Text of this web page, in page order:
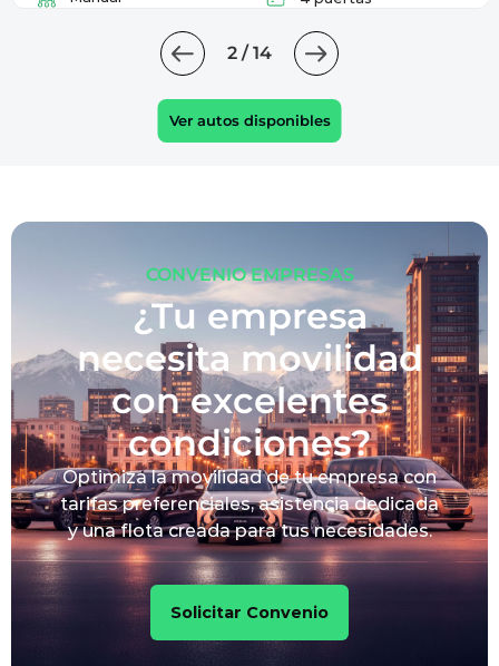
Ver autos disponibles
3 / 14
CONVENIO EMPRESAS
¿Tu empresa
necesita movilidad
con excelentes
condiciones?
Optimiza la movilidad de tu empresa con
tarifas preferenciales, asistencia dedicada
y una flota creada para tus necesidades.
Solicitar Convenio